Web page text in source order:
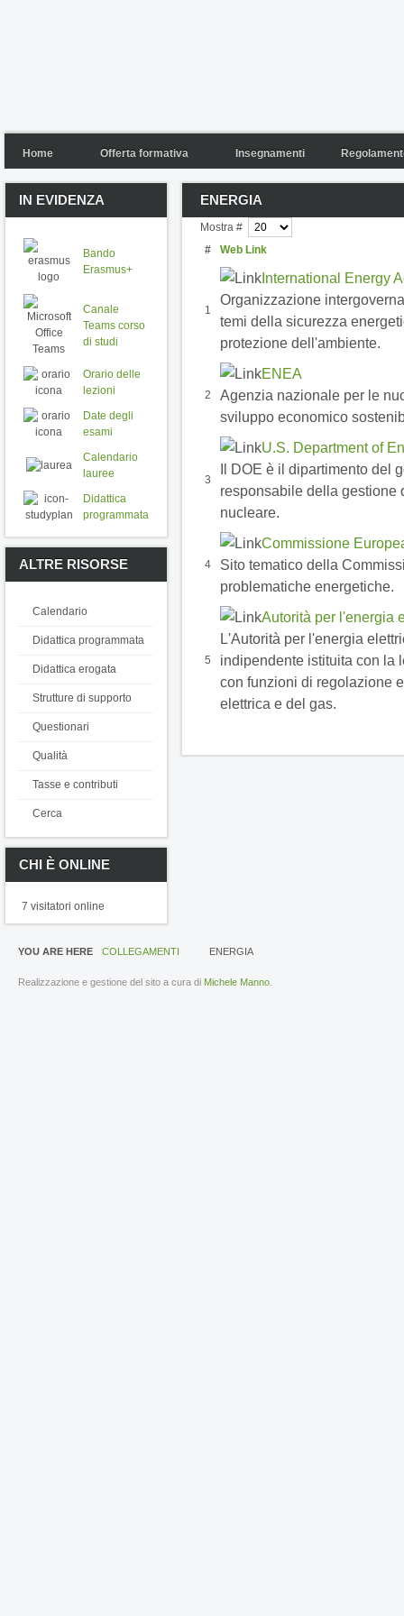
Home Offerta formativa Insegnamenti
ENERGIA
Mostra #
#
Web Link
1
International Energy
Organizzazione
temi della sicurezza
protezione dell'ambiente.
2
ENEA
Agenzia nazionale per le
sviluppo economico
3
U.S. Department of
Il DOE è il dipartimento del
responsabile della gestione
nucleare.
4
Commissione
Sito tematico della
problematiche energetiche.
5
Autorità per l'energia
L'Autorità per l'energia
indipendente istituita con la
con funzioni di regolazione
elettrica e del gas.
IN EVIDENZA
Bando
Erasmus+
Canale
Teams corso
di studi
Orario delle
lezioni
Date degli
esami
Calendario
lauree
Didattica
programmata
ALTRE RISORSE
Calendario
Didattica programmata
Didattica erogata
Strutture di supporto
Questionari
Qualità
Tasse e contributi
Cerca
CHI È ONLINE
7 visitatori online
YOU ARE HERE COLLEGAMENTI ENERGIA
Realizzazione e gestione del sito a cura di Michele Manno